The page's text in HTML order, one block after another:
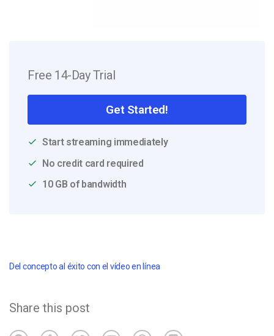
Free 14-Day Trial
Get Started!
Start streaming immediately
No credit card required
10 GB of bandwidth
Del concepto al éxito con el vídeo en línea
Share this post